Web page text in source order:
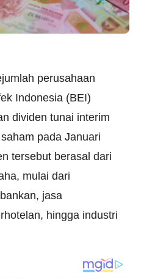
perusahaan
Indonesia (BEI)
dividen tunai interim
saham pada Januari
tersebut berasal dari
, mulai dari
, jasa
, hingga industri